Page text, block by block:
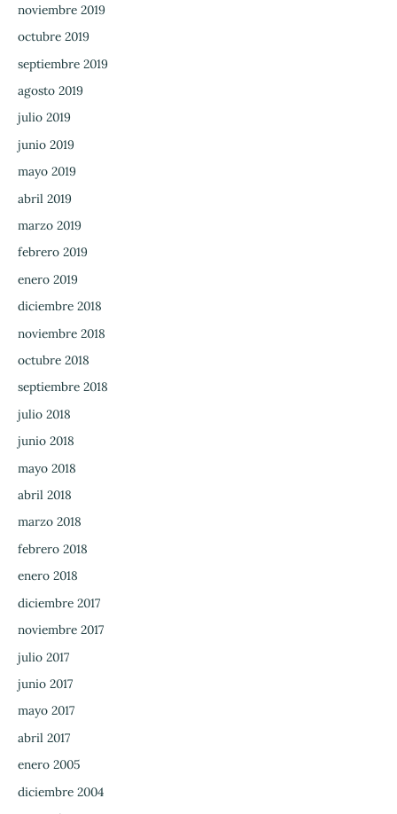
noviembre 2019
octubre 2019
septiembre 2019
agosto 2019
julio 2019
junio 2019
mayo 2019
abril 2019
marzo 2019
febrero 2019
enero 2019
diciembre 2018
noviembre 2018
octubre 2018
septiembre 2018
julio 2018
junio 2018
mayo 2018
abril 2018
marzo 2018
febrero 2018
enero 2018
diciembre 2017
noviembre 2017
julio 2017
junio 2017
mayo 2017
abril 2017
enero 2005
diciembre 2004